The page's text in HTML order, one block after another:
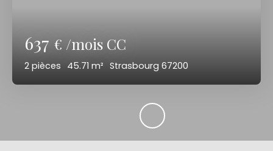
637 € /mois CC
2 pièces 45.71 m² Strasbourg 67200